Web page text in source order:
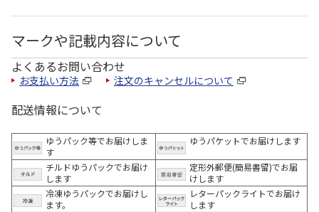
マークや記載内容について
よくあるお問い合わせ
お支払い方法 注文のキャンセルについて
配送情報について
ゆうパック等でお届けしま
す
ゆうパケットでお届けします
チルドゆうパックでお届け
します
定形外郵便(簡易書留)でお届
けします
冷凍ゆうパックでお届けし
ます。
レターパックライトでお届け
します